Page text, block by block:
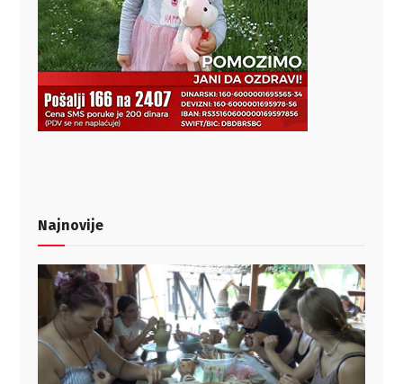
Najnovije